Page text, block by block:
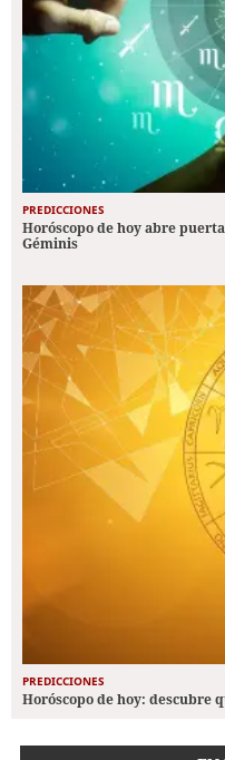
PREDICCIONES
Horóscopo de hoy abre
Géminis
PREDICCIONES
Horóscopo de hoy: descubre